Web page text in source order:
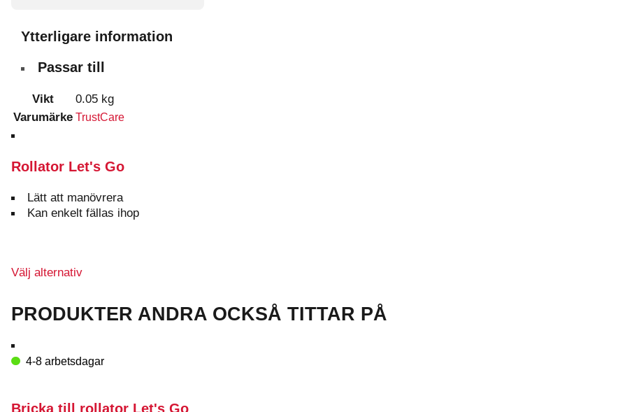
Ytterligare information
Passar till
Vikt
0.05 kg
Varumärke TrustCare
Rollator Let's Go
Lätt att manövrera
Kan enkelt fällas ihop
Välj alternativDen
har
De
PRODUKTER ANDRA OCKSÅ TITTAR PÅ
4-8 arbetsdagar
Bricka till rollator Let's Go